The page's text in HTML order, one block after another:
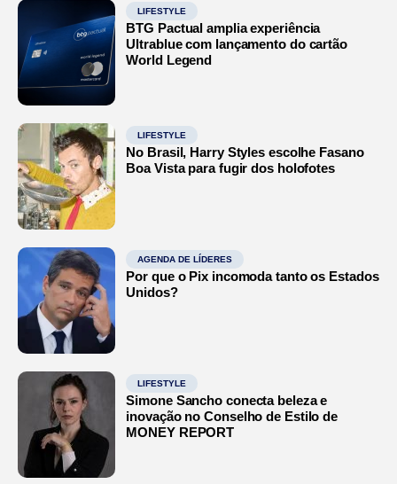
LIFESTYLE
BTG Pactual amplia experiência
Ultrablue com lançamento do cartão
World Legend
LIFESTYLE
No Brasil, Harry Styles escolhe Fasano
Boa Vista para fugir dos holofotes
AGENDA DE LÍDERES
Por que o Pix incomoda tanto os Estados
Unidos?
LIFESTYLE
Simone Sancho conecta beleza e
inovação no Conselho de Estilo de
MONEY REPORT